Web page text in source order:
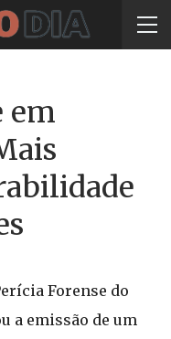
em
Forense do
a emissão de um